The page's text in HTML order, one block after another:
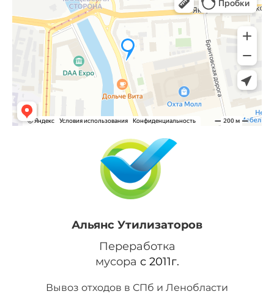
Альянс Утилизаторов
Переработка
мусора с 2011г.
Вывоз отходов в СПб и Ленобласти